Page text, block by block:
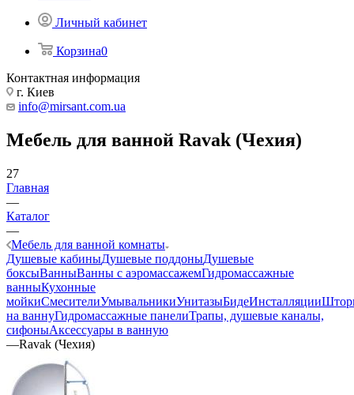
Личный кабинет
Корзина0
Контактная информация
г. Киев
info@mirsant.com.ua
Мебель для ванной Ravak (Чехия)
27
Главная
—
Каталог
—
Мебель для ванной комнаты
Душевые кабиныДушевые поддоныДушевые
боксыВанныВанны с аэромассажемГидромассажные
ванныКухонные
мойкиСмесителиУмывальникиУнитазыБидеИнсталляции
на ваннуГидромассажные панелиТрапы, душевые каналы,
сифоныАксессуары в ванную
—Ravak (Чехия)